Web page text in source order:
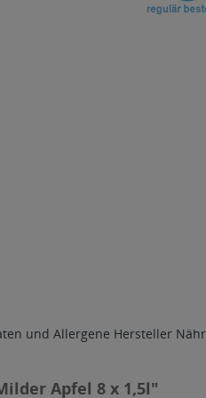
und Allergene Hersteller
Apfel 8 x 1,5l"